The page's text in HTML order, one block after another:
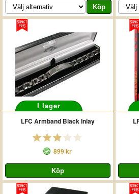
I lager
LFC Armband Black Inlay
899 kr